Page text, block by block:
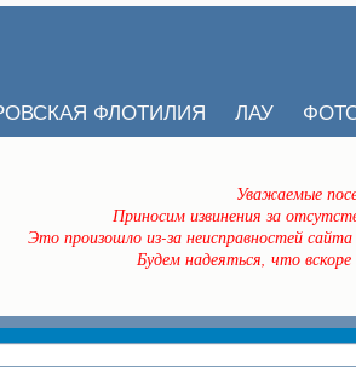
ФЛОТИЛИЯ ЛАУ
Уважаемые
Приносим извинения за
Это произошло из-за неисправностей
Будем надеяться, что